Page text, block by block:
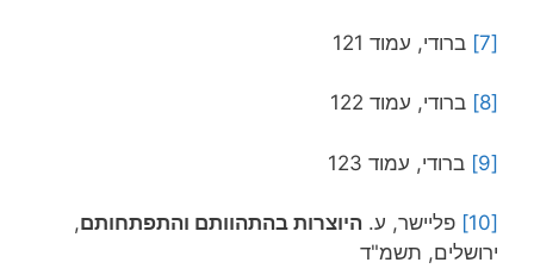
[7] ברודי, עמוד 121
[8] ברודי, עמוד 122
[9] ברודי, עמוד 123
[10] פליישר, ע. היוצרות בהתהוותם והתפתחותם,
ירושלים, תשמ"ד